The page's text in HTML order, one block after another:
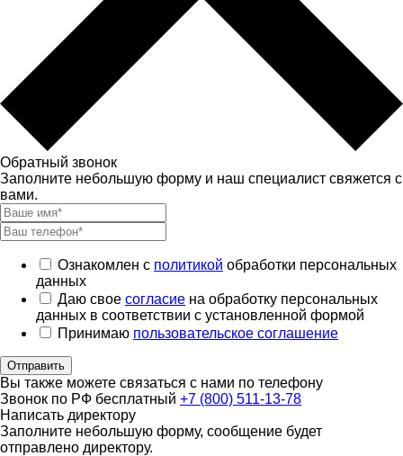
Обратный звонок
Заполните небольшую форму и наш специалист свяжется с
вами.
Ознакомлен с политикой обработки персональных
данных
Даю свое согласие на обработку персональных
данных в соответствии с установленной формой
Принимаю пользовательское соглашение
Отправить
Вы также можете связаться с нами по телефону
Звонок по РФ бесплатный +7 (800) 511-13-78
Написать директору
Заполните небольшую форму, сообщение будет
отправлено директору.